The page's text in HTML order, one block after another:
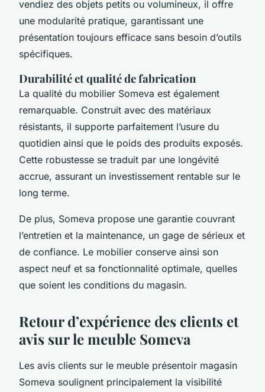
vendiez des objets petits ou volumineux, il offre
une modularité pratique, garantissant une
présentation toujours efficace sans besoin d’outils
spécifiques.
Durabilité et qualité de fabrication
La qualité du mobilier Someva est également
remarquable. Construit avec des matériaux
résistants, il supporte parfaitement l’usure du
quotidien ainsi que le poids des produits exposés.
Cette robustesse se traduit par une longévité
accrue, assurant un investissement rentable sur le
long terme.
De plus, Someva propose une garantie couvrant
l’entretien et la maintenance, un gage de sérieux et
de confiance. Le mobilier conserve ainsi son
aspect neuf et sa fonctionnalité optimale, quelles
que soient les conditions du magasin.
Retour d’expérience des clients et
avis sur le meuble Someva
Les avis clients sur le meuble présentoir magasin
Someva soulignent principalement la visibilité